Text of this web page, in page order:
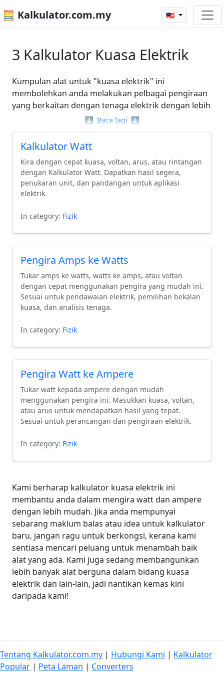
🧮 Kalkulator.com.my 🇲🇾
3 Kalkulator Kuasa Elektrik
Kumpulan alat untuk "kuasa elektrik" ini
membolehkan anda melakukan pelbagai pengiraan
yang berkaitan dengan tenaga elektrik dengan lebih
mudah. Dengan kalkulator seperti "Watts to Amps
Calculator" dan "Amps to Watts Calculator", anda
dapat menukar unit kuasa dan arus dengan tepat,
membantu anda memahami hubungan di antara
kedua-duanya. Alat ini direka untuk
menyederhanakan tugas-tugas yang mungkin
kelihatan rumit, menjadikan pemahaman tentang
Manfaatkan kemudahan ini untuk menyelesaikan
sehari-hari.
⬇️ Baca lagi ⬇️
Kalkulator Watt
Kira dengan cepat kuasa, voltan, arus, atau rintangan
dengan Kalkulator Watt. Dapatkan hasil segera,
penukaran unit, dan pandangan untuk aplikasi
elektrik.
In category: Fizik
Pengira Amps ke Watts
Tukar amps ke watts, watts ke amps, atau voltan
dengan cepat menggunakan pengira yang mudah ini.
Sesuai untuk pendawaian elektrik, pemilihan bekalan
kuasa, dan analisis tenaga.
In category: Fizik
Pengira Watt ke Ampere
Tukar watt kepada ampere dengan mudah
menggunakan pengira ini. Masukkan kuasa, voltan,
atau arus untuk mendapatkan hasil yang tepat.
Sesuai untuk perancangan dan pengiraan elektrik.
In category: Fizik
Kami berharap kalkulator kuasa elektrik ini
membantu anda dalam mengira watt dan ampere
dengan lebih mudah. Jika anda mempunyai
sebarang maklum balas atau idea untuk kalkulator
baru, jangan ragu untuk berkongsi, kerana kami
sentiasa mencari peluang untuk menambah baik
alat yang ada. Kami juga sedang membangunkan
lebih banyak alat berguna dalam bidang kuasa
elektrik dan lain-lain, jadi nantikan kemas kini
daripada kami!
Tentang Kalkulator.com.my | Hubungi Kami | Kalkulator
Popular | Peta Laman | Converters